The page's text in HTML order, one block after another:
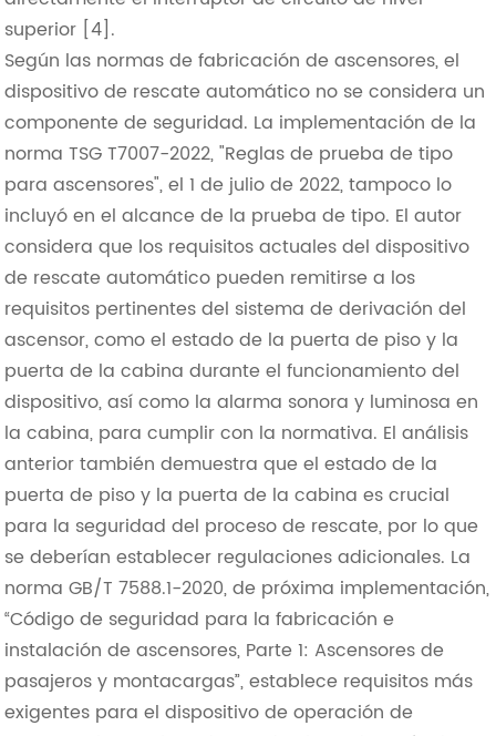
superior [4].
Según las normas de fabricación de ascensores, el
dispositivo de rescate automático no se considera un
componente de seguridad. La implementación de la
norma TSG T7007-2022, "Reglas de prueba de tipo
para ascensores", el 1 de julio de 2022, tampoco lo
incluyó en el alcance de la prueba de tipo. El autor
considera que los requisitos actuales del dispositivo
de rescate automático pueden remitirse a los
requisitos pertinentes del sistema de derivación del
ascensor, como el estado de la puerta de piso y la
puerta de la cabina durante el funcionamiento del
dispositivo, así como la alarma sonora y luminosa en
la cabina, para cumplir con la normativa. El análisis
anterior también demuestra que el estado de la
puerta de piso y la puerta de la cabina es crucial
para la seguridad del proceso de rescate, por lo que
se deberían establecer regulaciones adicionales. La
norma GB/T 7588.1-2020, de próxima implementación,
“Código de seguridad para la fabricación e
instalación de ascensores, Parte 1: Ascensores de
pasajeros y montacargas”, establece requisitos más
exigentes para el dispositivo de operación de